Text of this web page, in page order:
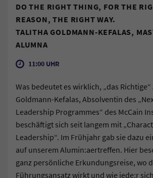
DO THE RIGHT THING, FOR THE
REASON, THE RIGHT WAY.
TALITHA GOLDMANN-KEFALAS,
ALUMNA
11:00 UHR
Was bedeutet es wirklich, „das
Goldmann-Kefalas, Absolventin des
Leadership Programmes“ des McCain
beschäftigt sich seit langem mit
Leadership“. Im Frühjahr gab sie dazu
auf unserem Alumin:aertreffen. Hier
ganz persönliche Erkundungsreise, wo
Führungsansatz wirkt und wie jede:r